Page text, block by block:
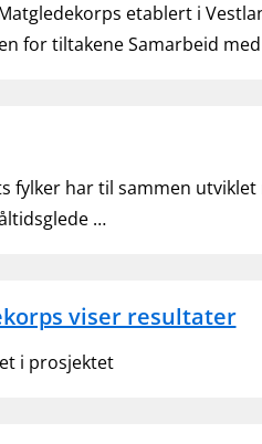
etablert i
for tiltakene Samarbeid
fylker har til sammen
…
viser resultater
i prosjektet